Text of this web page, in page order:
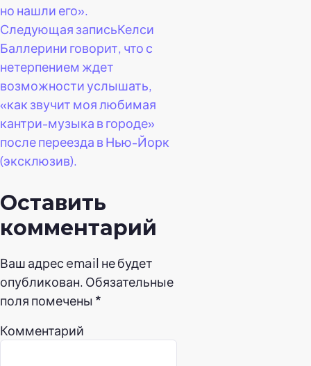
но нашли его».
Следующая записьКелси
Баллерини говорит, что с
нетерпением ждет
возможности услышать,
«как звучит моя любимая
кантри-музыка в городе»
после переезда в Нью-Йорк
(эксклюзив).
Оставить
комментарий
Ваш адрес email не будет
опубликован. Обязательные
поля помечены *
Комментарий